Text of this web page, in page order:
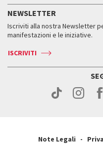
Come raggiungerci
Come raggiungerci
Contatti
Press
Orari e sedi
Biglietti
Servizi al pubblico
Come raggiungerci
Contatti
Storia
Orari e sedi
NEWSLETTER
Iscriviti alla nostra Newsletter
manifestazioni e le iniziative.
ISCRIVITI
Note Legali